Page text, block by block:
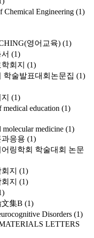
Chemical Engineering (1)
영어교육) (1)
(1)
회지 (1)
학술발표대회논문집 (1)
(1)
education (1)
molecular medicine (1)
응용 (1)
링학회 학술대회 논문
지 (1)
지 (1)
集B (1)
Disorders (1)
LETTERS